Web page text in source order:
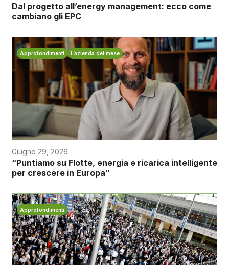
Dal progetto all’energy management: ecco come
cambiano gli EPC
Approfondimenti L’azienda del mese
Giugno 29, 2026
“Puntiamo su Flotte, energia e ricarica intelligente
per crescere in Europa”
Approfondimenti